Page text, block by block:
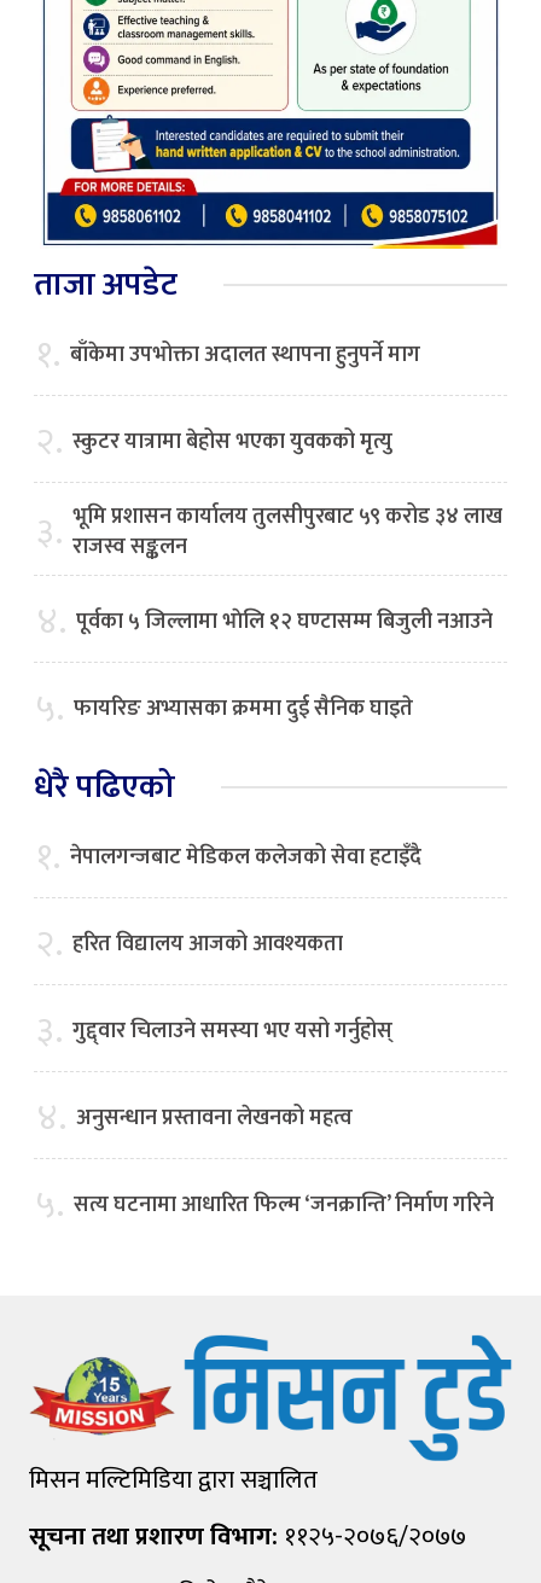
ताजा अपडेट
१. बाँकेमा उपभोक्ता अदालत स्थापना हुनुपर्ने माग
२. स्कुटर यात्रामा बेहोस भएका युवकको मृत्यु
३. भूमि प्रशासन कार्यालय तुलसीपुरबाट ५९ करोड ३४ लाख
राजस्व सङ्कलन
४. पूर्वका ५ जिल्लामा भाेलि १२ घण्टासम्म बिजुली नआउने
५. फायरिङ अभ्यासका क्रममा दुई सैनिक घाइते
धेरै पढिएको
१. नेपालगन्जबाट मेडिकल कलेजको सेवा हटाइँदै
२. हरित विद्यालय आजको आवश्यकता
३. गुद्द्वार चिलाउने समस्या भए यसो गर्नुहोस्
४. अनुसन्धान प्रस्तावना लेखनको महत्व
५. सत्य घटनामा आधारित फिल्म ‘जनक्रान्ति’ निर्माण गरिने
मिसन मल्टिमिडिया द्वारा सञ्चालित
सूचना तथा प्रशारण विभाग: ११२५-२०७६/२०७७